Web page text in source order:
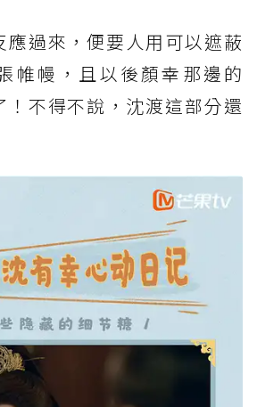
應過來，便要人用可以遮蔽
帷幔，且以後顏幸那邊的
！不得不說，沈渡這部分還